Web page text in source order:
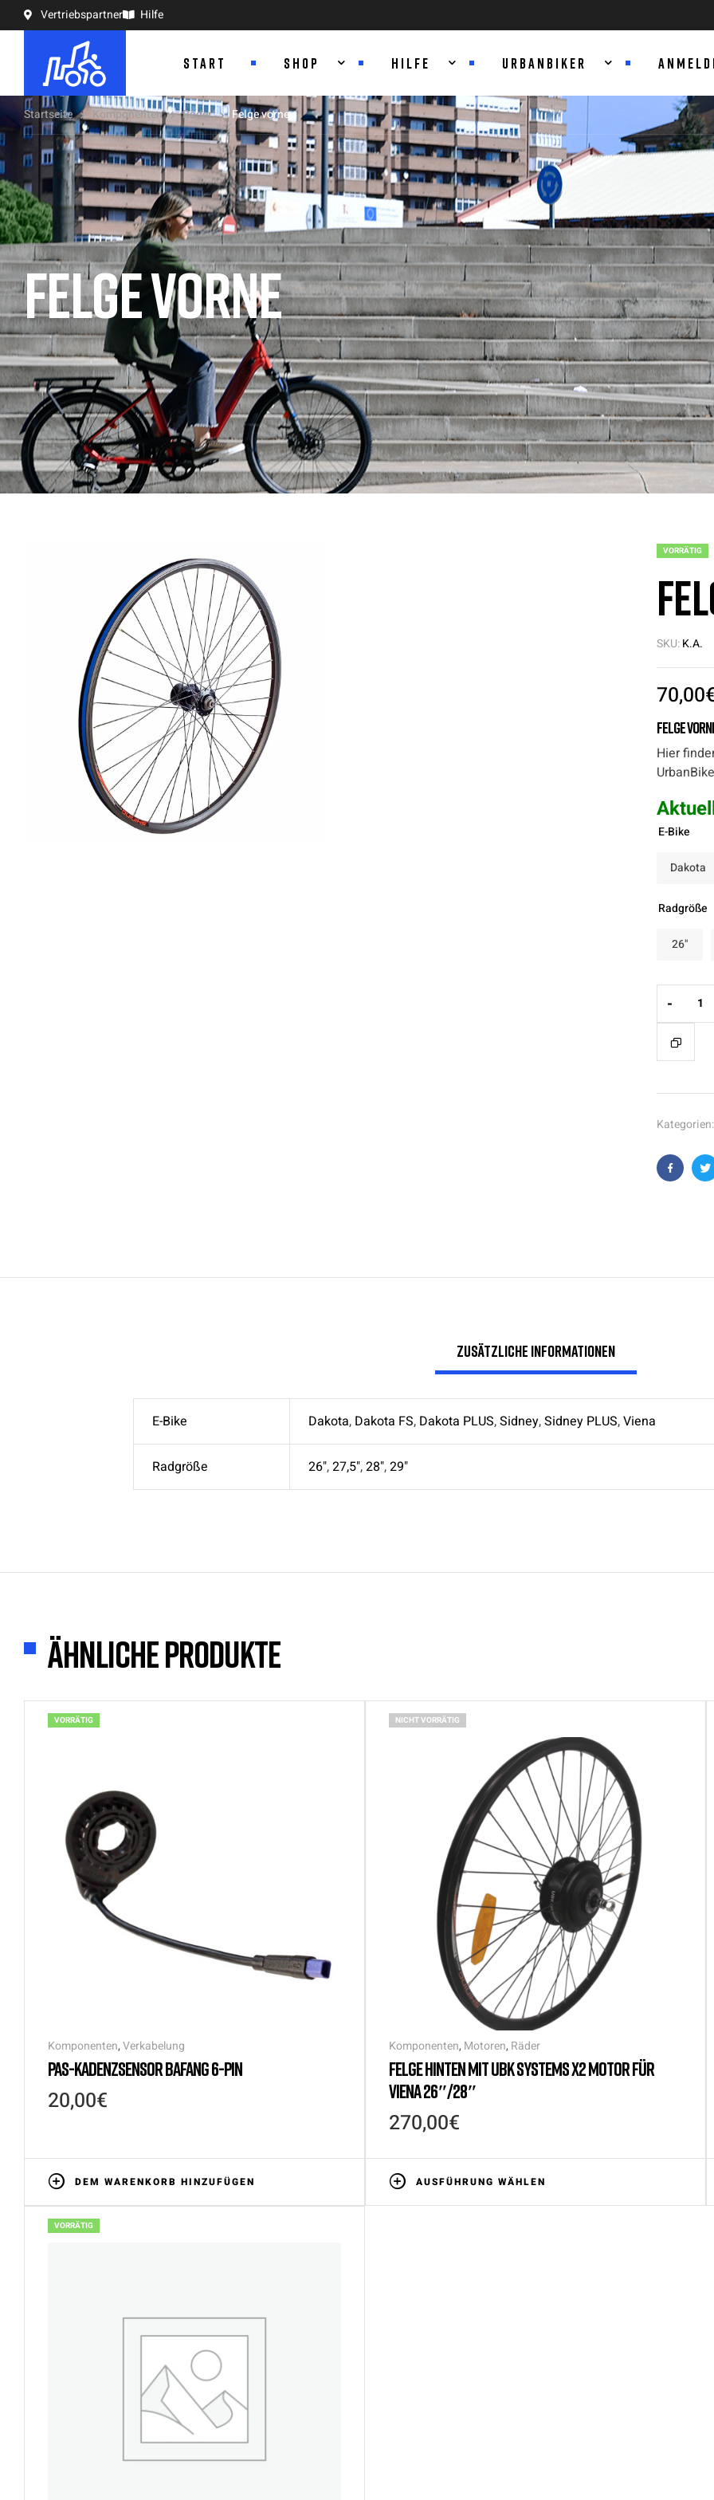
Vertriebspartner Hilfe
START SHOP HILFE URBANBIKER
FELGE VORNE
Startseite Komponenten Räder Felge vorne
VORRÄTIG
SKU:K.A.
70,00
Felge
Hier
E-Bike
Dakota
Radgröße
26"
-
Kategorien:
Zusätzliche Informationen
E-Bike Dakota, Dakota FS, Dakota PLUS,Sidney,Sidney PLUS,Viena
Radgröße 26",27,5",28",29"
Ähnliche Produkte
VORRÄTIG
Komponenten,Verkabelung
PAS-KADENZSENSOR BAFANG 6-PIN
20,00€
DEM WARENKORB HINZUFÜGEN
NICHT VORRÄTIG
Komponenten, Motoren, Räder
FELGE HINTEN MIT UBK SYSTEMS X2 MOTOR FÜR
VIENA 26″/28″
270,00€
AUSFÜHRUNG WÄHLEN
VORRÄTIG